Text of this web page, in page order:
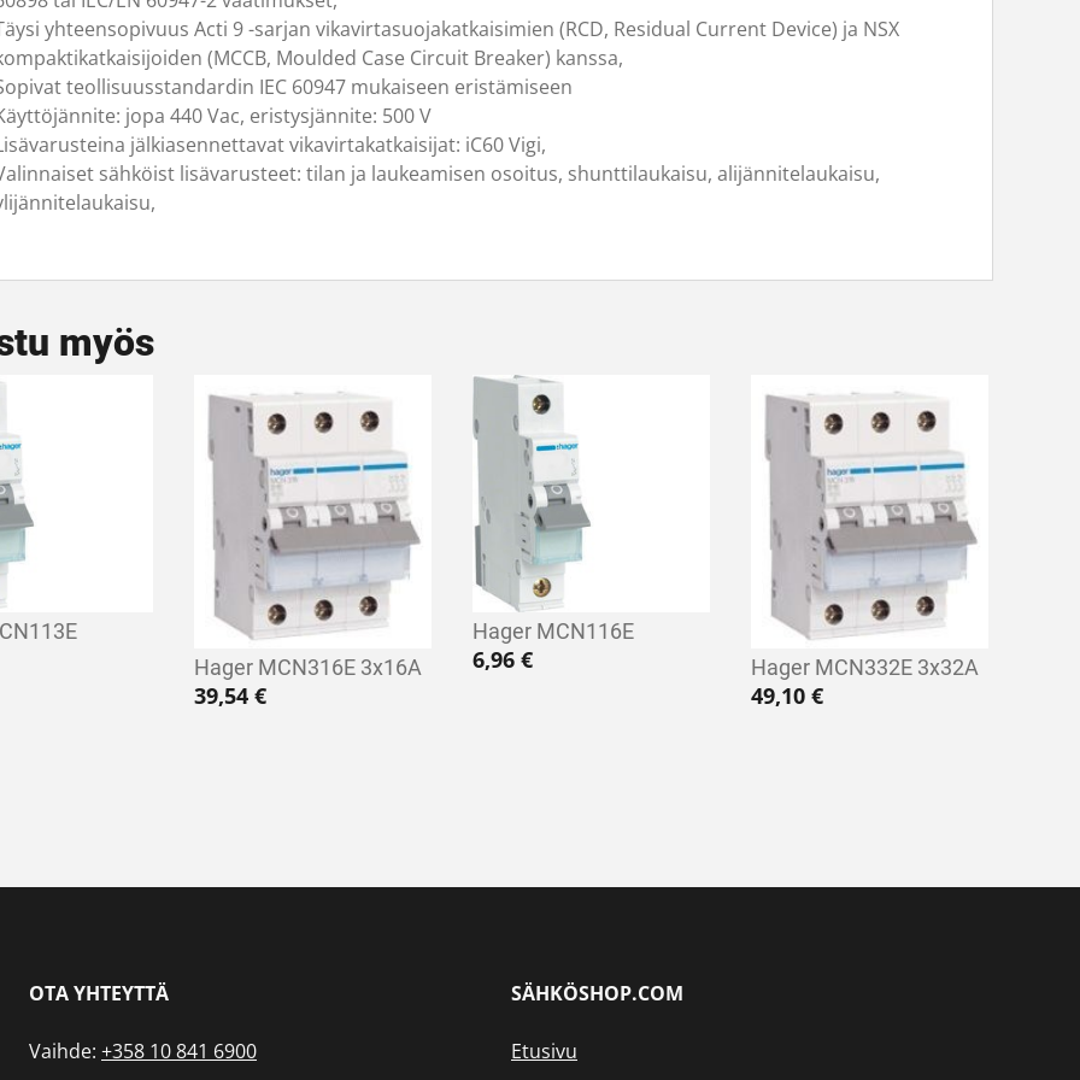
yhteensopivuus Acti 9 -sarjan vikavirtasuojakatkaisimien (RCD, Residual Current Device) ja NSX
(MCCB, Moulded Case Circuit Breaker) kanssa,
teollisuusstandardin IEC 60947 mukaiseen eristämiseen
jopa 440 Vac, eristysjännite: 500 V
jälkiasennettavat vikavirtakatkaisijat: iC60 Vigi,
sähköist lisävarusteet: tilan ja laukeamisen osoitus, shunttilaukaisu, alijännitelaukaisu,
myös
Hager MCN316E 3x16A
39,54€
Hager MCN116E
6,96€ Hager MCN332E 3x32A
49,10€
OTA YHTEYTTÄ
Vaihde: +358 10 841 6900
SÄHKÖSHOP.COM
Etusivu